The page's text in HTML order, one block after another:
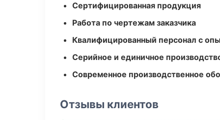
Сертифицированная продукция
Работа по чертежам заказчика
Квалифицированный персонал с
Серийное и единичное
Современное производственное
Отзывы клиентов